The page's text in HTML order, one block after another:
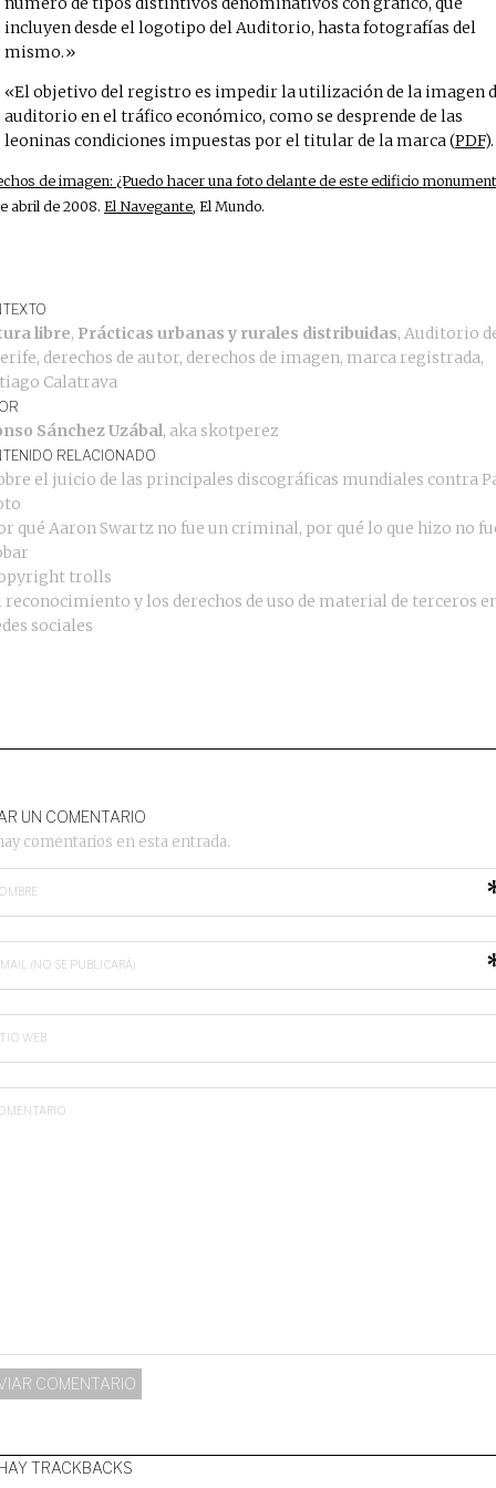
incluyen desde el logotipo del Auditorio, hasta fotografías del
mismo.
El objetivo del registro es impedir la utilización de la imagen
auditorio en el tráfico económico, como se desprende de las
leoninas condiciones impuestas por el titular de la marca (PDF).
de imagen: ¿Puedo hacer una foto delante de este edificio
abril de 2008. El Navegante, El Mundo.
libre, Prácticas urbanas y rurales distribuidas, Auditorio
, derechos de autor, derechos de imagen, marca registrada,
Calatrava
Sánchez Uzábal, aka skotperez
RELACIONADO
el juicio de las principales discográficas mundiales contra
qué Aaron Swartz no fue un criminal, por qué lo que hizo no
trolls
reconocimiento y los derechos de uso de material de terceros
sociales
UN COMENTARIO
comentarios en esta entrada.
(NO SE PUBLICARÁ)
WEB
TRACKBACKS